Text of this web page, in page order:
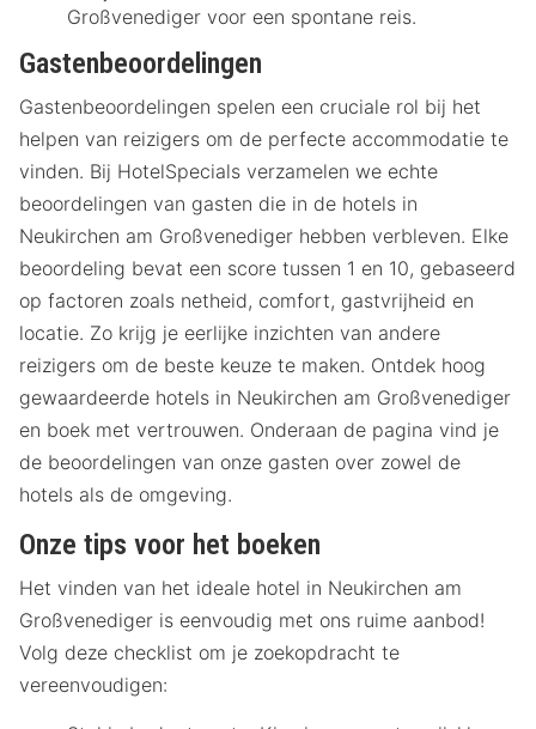
Großvenediger voor een spontane reis.
Gastenbeoordelingen
Gastenbeoordelingen spelen een cruciale rol bij het
helpen van reizigers om de perfecte accommodatie te
vinden. Bij HotelSpecials verzamelen we echte
beoordelingen van gasten die in de hotels in
Neukirchen am Großvenediger hebben verbleven. Elke
beoordeling bevat een score tussen 1 en 10, gebaseerd
op factoren zoals netheid, comfort, gastvrijheid en
locatie. Zo krijg je eerlijke inzichten van andere
reizigers om de beste keuze te maken. Ontdek hoog
gewaardeerde hotels in Neukirchen am Großvenediger
en boek met vertrouwen. Onderaan de pagina vind je
de beoordelingen van onze gasten over zowel de
hotels als de omgeving.
Onze tips voor het boeken
Het vinden van het ideale hotel in Neukirchen am
Großvenediger is eenvoudig met ons ruime aanbod!
Volg deze checklist om je zoekopdracht te
vereenvoudigen: